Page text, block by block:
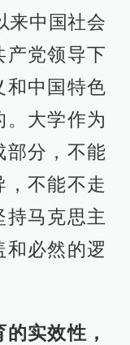
中国社会
产党领导下
和中国特色
。大学作为
部分，不能
，不能不走
持马克思主
和必然的逻
实效性，